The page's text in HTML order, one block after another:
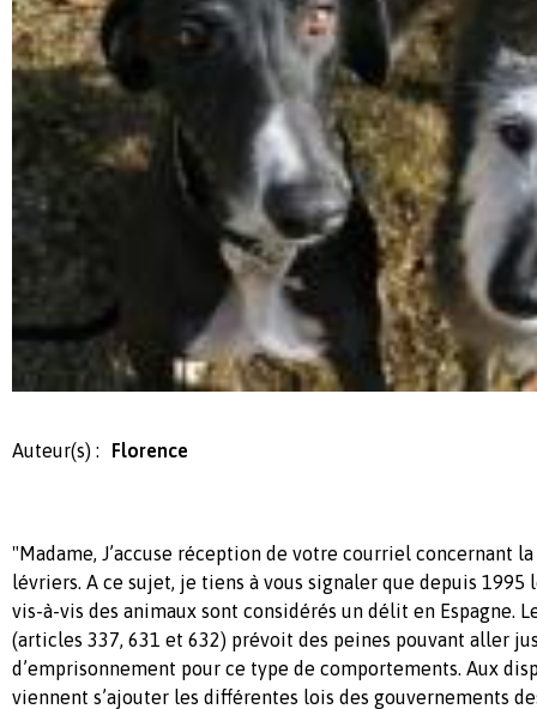
Auteur(s) : Florence
"Madame, J’accuse réception de votre courriel concernant
lévriers. A ce sujet, je tiens à vous signaler que depuis 1995
vis-à-vis des animaux sont considérés un délit en Espagne.
(articles 337, 631 et 632) prévoit des peines pouvant aller
d’emprisonnement pour ce type de comportements. Aux
viennent s’ajouter les différentes lois des gouvernements